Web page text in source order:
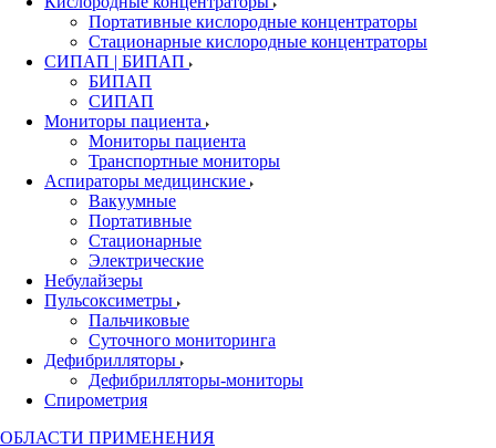
Портативные кислородные концентраторы
Стационарные кислородные концентраторы
СИПАП | БИПАП
БИПАП
СИПАП
Мониторы пациента
Мониторы пациента
Транспортные мониторы
Аспираторы медицинские
Вакуумные
Портативные
Стационарные
Электрические
Небулайзеры
Пульсоксиметры
Пальчиковые
Суточного мониторинга
Дефибрилляторы
Дефибрилляторы-мониторы
Спирометрия
ОБЛАСТИ ПРИМЕНЕНИЯ